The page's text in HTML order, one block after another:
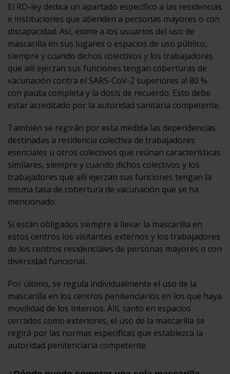
El RD-ley dedica un apartado específico a las residencias
e instituciones que atienden a personas mayores o con
discapacidad. Así, exime a los usuarios del uso de
mascarilla en sus lugares o espacios de uso público,
siempre y cuando dichos colectivos y los trabajadores
que allí ejerzan sus funciones tengan coberturas de
vacunación contra el SARS-CoV-2 superiores al 80 %
con pauta completa y la dosis de recuerdo. Esto debe
estar acreditado por la autoridad sanitaria competente.
También se regirán por esta medida las dependencias
destinadas a residencia colectiva de trabajadores
esenciales u otros colectivos que reúnan características
similares, siempre y cuando dichos colectivos y los
trabajadores que allí ejerzan sus funciones tengan la
misma tasa de cobertura de vacunación que se ha
mencionado.
Sí están obligados siempre a llevar la mascarilla en
estos centros los visitantes externos y los trabajadores
de los centros residenciales de personas mayores o con
diversidad funcional.
Por último, se regula individualmente el uso de la
mascarilla en los centros penitenciarios en los que haya
movilidad de los internos. Allí, tanto en espacios
cerrados como exteriores, el uso de la mascarilla se
regirá por las normas específicas que establezca la
autoridad penitenciaria competente.